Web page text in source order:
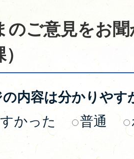
のご意見をお
内容は分かりやす
かった
普通